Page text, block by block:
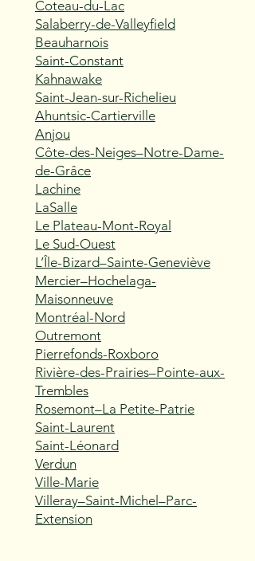
Coteau-du-Lac
Salaberry-de-Valleyfield
Beauharnois
Saint-Constant
Kahnawake
Saint-Jean-sur-Richelieu
Ahuntsic-Cartierville
Anjou
Côte-des-Neiges–Notre-Dame-
de-Grâce
Lachine
LaSalle
Le Plateau-Mont-Royal
Le Sud-Ouest
L’Île-Bizard–Sainte-Geneviève
Mercier–Hochelaga-
Maisonneuve
Montréal-Nord
Outremont
Pierrefonds-Roxboro
Rivière-des-Prairies–Pointe-aux-
Trembles
Rosemont–La Petite-Patrie
Saint-Laurent
Saint-Léonard
Verdun
Ville-Marie
Villeray–Saint-Michel–Parc-
Extension